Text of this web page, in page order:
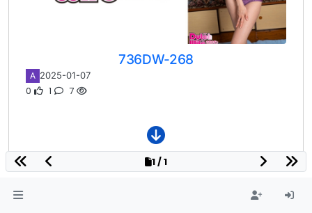
736DW-268
A 2025-01-07
0 1 7
1 / 1